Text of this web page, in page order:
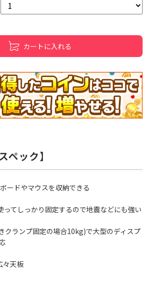
カートに入れる
ペック】
ードやマウスを収納できる
てしっかり固定するので地震などにも強い
ランプ固定の場合10kg)で大型のディスプ
天板